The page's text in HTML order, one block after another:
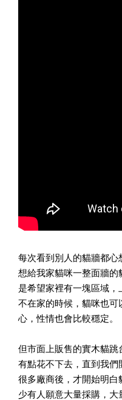
每次看到別人的貓牆都
想給我家貓咪一整面牆
是希望家裡有一塊區域
不在家的時候，貓咪也
心，性情也會比較穩定。
但市面上販售的實木貓
有點花不下去，直到我
很多廠商後，才開始明
少有人願意大量採購，大